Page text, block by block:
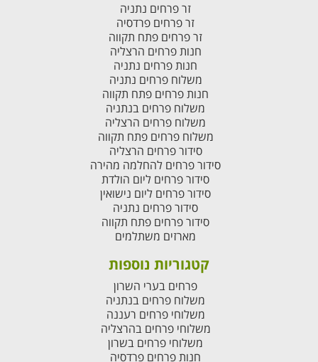
זר פרחים נתניה
זר פרחים פרדסיה
זר פרחים פתח תקווה
חנות פרחים הרצליה
חנות פרחים נתניה
משלוח פרחים נתניה
חנות פרחים פתח תקווה
משלוח פרחים בנתניה
משלוח פרחים הרצליה
משלוח פרחים פתח תקווה
סידור פרחים הרצליה
סידור פרחים להחלמה מהירה
סידור פרחים ליום הולדת
סידור פרחים ליום נישואין
סידור פרחים נתניה
סידור פרחים פתח תקווה
מארזים משתלמים
קטגוריות נוספות
פרחים בערי השרון
משלוח פרחים בנתניה
משלוחי פרחים רעננה
משלוחי פרחים בהרצליה
משלוחי פרחים בשרון
חנות פרחים פרדסיה